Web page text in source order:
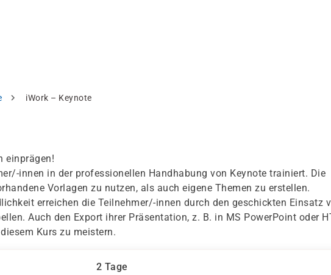
iWork – Keynote
einprägen!
innen in der professionellen Handhabung von Keynote trainiert. Die
Vorlagen zu nutzen, als auch eigene Themen zu erstellen.
erreichen die Teilnehmer/-innen durch den geschickten Einsatz
Auch den Export ihrer Präsentation, z. B. in MS PowerPoint oder
Kurs zu meistern.
2 Tage